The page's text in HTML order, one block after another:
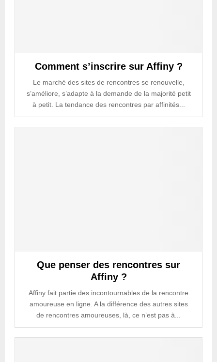
Comment s’inscrire sur Affiny ?
Le marché des sites de rencontres se renouvelle,
s’améliore, s’adapte à la demande de la majorité petit
à petit. La tendance des rencontres par affinités...
Que penser des rencontres sur
Affiny ?
Affiny fait partie des incontournables de la rencontre
amoureuse en ligne. A la différence des autres sites
de rencontres amoureuses, là, ce n’est pas à...